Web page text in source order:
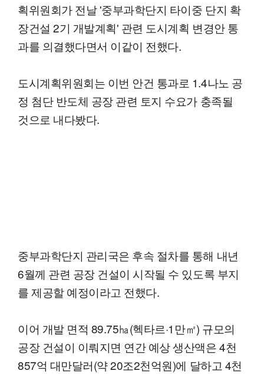
획위원회가 전날 '중부과학단지 타이중 단지 확
장건설 2기 개발계획' 관련 도시계획 변경안 통
과를 의결했다면서 이같이 전했다.
도시계획위원회는 이번 안건 통과로 1.4나노 공
정 첨단 반도체 공장 관련 토지 수요가 충족될
것으로 내다봤다.
중부과학단지 관리국은 후속 절차를 통해 내년
6월께 관련 공장 건설이 시작될 수 있도록 부지
를 제공할 예정이라고 전했다.
이어 개발 면적 89.75㏊(헥타르·1만㎡) 규모의
공장 건설이 이뤄지면 연간 예상 생산액은 4천
857억 대만달러(약 20조2천억원)에 달하고 4천